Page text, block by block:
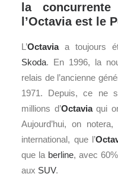
la
l’Octavia est le
L’Octaviaa toujours
Skoda. En 1996, la
relais de l’ancienne
1971. Depuis, ce ne
millions d’Octaviaqui
Aujourd’hui, on
international, que l’
que la berline, avec
aux SUV.